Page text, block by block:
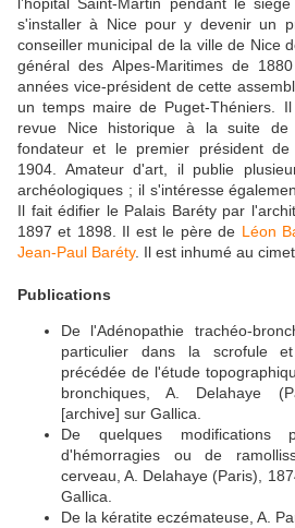
s'installer à Nice pour y devenir un
conseiller municipal de la ville de Nice
général des Alpes-Maritimes de
années vice-président de cette
un temps maire de Puget-Théniers.
revue Nice historique à la suite de
fondateur et le premier président de
1904. Amateur d'art, il publie
archéologiques ; il s'intéresse
Il fait édifier le Palais Baréty par
1897 et 1898. Il est le père de Léon
Jean-Paul Baréty. Il est inhumé au
Publications
De l'Adénopathie trachéo-
particulier dans la scrofule
précédée de l'étude
bronchiques, A. Delahaye
[archive] sur Gallica.
De quelques modifications
d'hémorragies ou de
cerveau, A. Delahaye (Paris),
Gallica.
De la kératite eczémateuse, A.